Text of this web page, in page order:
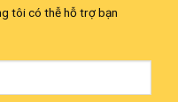
tôi có thễ hỗ trợ bạn